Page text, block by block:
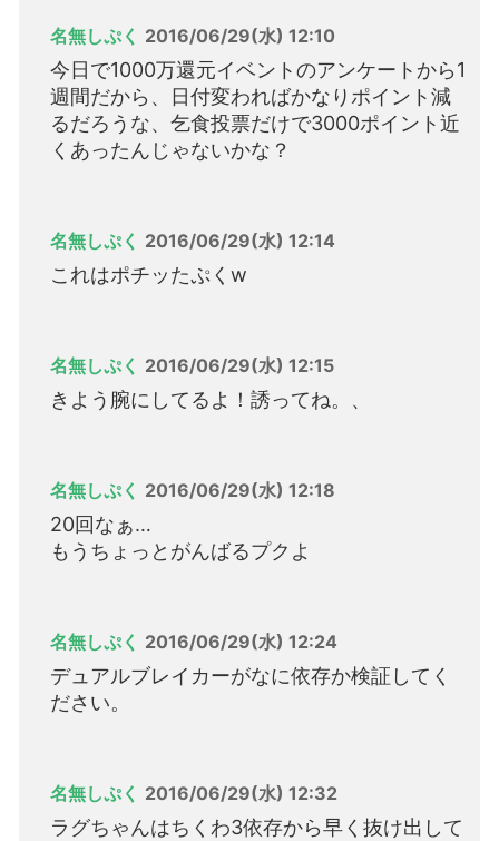
名無しぷく 2016/06/29(水) 12:10
今日で1000万還元イベントのアンケートから1
週間だから、日付変わればかなりポイント減
るだろうな、乞食投票だけで3000ポイント近
くあったんじゃないかな？
名無しぷく 2016/06/29(水) 12:14
これはポチッたぷくw
名無しぷく 2016/06/29(水) 12:15
きよう腕にしてるよ！誘ってね。、
名無しぷく 2016/06/29(水) 12:18
20回なぁ…
もうちょっとがんばるプクよ
名無しぷく 2016/06/29(水) 12:24
デュアルブレイカーがなに依存か検証してく
ださい。
名無しぷく 2016/06/29(水) 12:32
ラグちゃんはちくわ3依存から早く抜け出して